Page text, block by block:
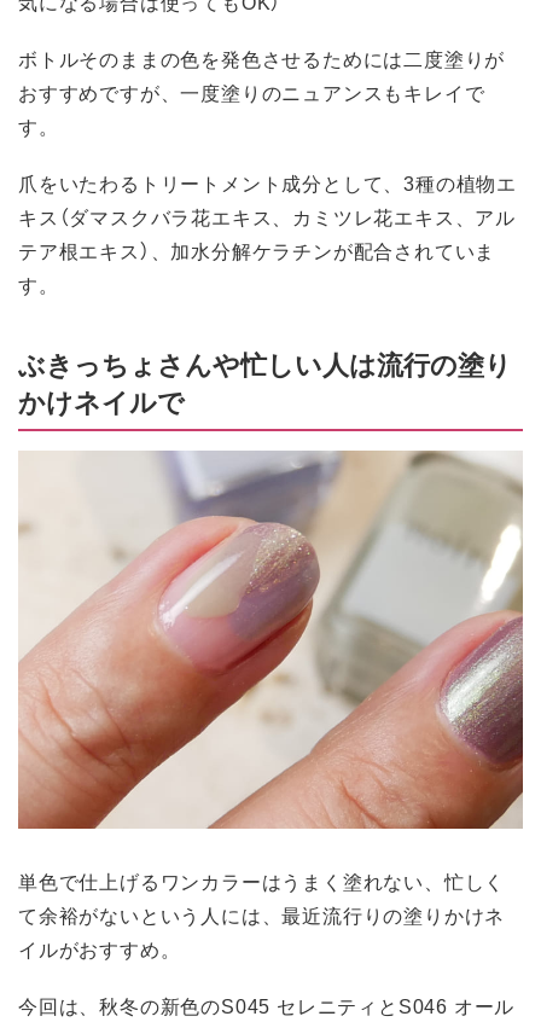
ボトルそのままの色を発色させるためには二度塗りが
おすすめですが、一度塗りのニュアンスもキレイで
す。
爪をいたわるトリートメント成分として、3種の植物エ
キス（ダマスクバラ花エキス、カミツレ花エキス、アル
テア根エキス）、加水分解ケラチンが配合されていま
す。
ぶきっちょさんや忙しい人は流行の塗り
かけネイルで
単色で仕上げるワンカラーはうまく塗れない、忙しく
て余裕がないという人には、最近流行りの塗りかけネ
イルがおすすめ。
今回は、秋冬の新色のS045 セレニティとS046 オール